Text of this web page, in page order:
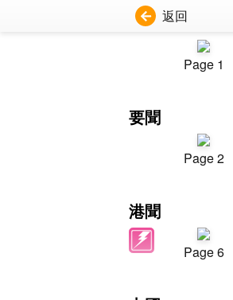
返回
Page 1
要聞
Page 2
港聞
Page 6